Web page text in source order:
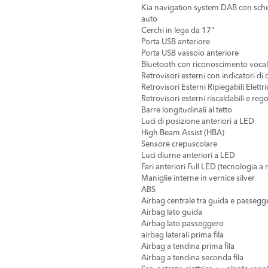
Kia navigation system DAB con
auto
Cerchi in lega da 17"
Porta USB anteriore
Porta USB vassoio anteriore
Bluetooth con riconoscimento
Retrovisori esterni con indicatori di
Retrovisori Esterni Ripiegabili
Retrovisori esterni riscaldabili e
Barre longitudinali al tetto
Luci di posizione anteriori a LED
High Beam Assist (HBA)
Sensore crepuscolare
Luci diurne anteriori a LED
Fari anteriori Full LED (tecnologia a
Maniglie interne in vernice silver
ABS
Airbag centrale tra guida e
Airbag lato guida
Airbag lato passeggero
airbag laterali prima fila
Airbag a tendina prima fila
Airbag a tendina seconda fila